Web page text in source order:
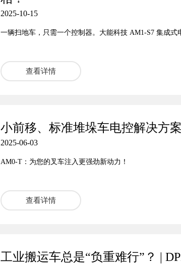
2025-10-15
一辆扫地车，只需一个控制器。大能科技 AM1-S7 集成式
查看详情
小前移、标准堆垛车电控解决方
2025-06-03
AM0-T：为您的叉车注入更强劲新动力！
查看详情
工业搬运车总是“负重难行”？ |